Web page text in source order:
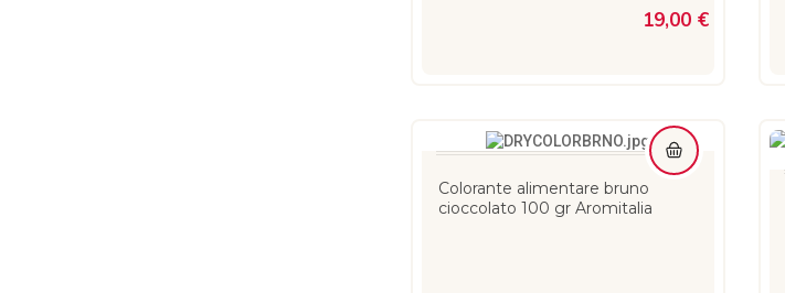
19,00 €
Colorante alimentare bruno
cioccolato 100 gr Aromitalia